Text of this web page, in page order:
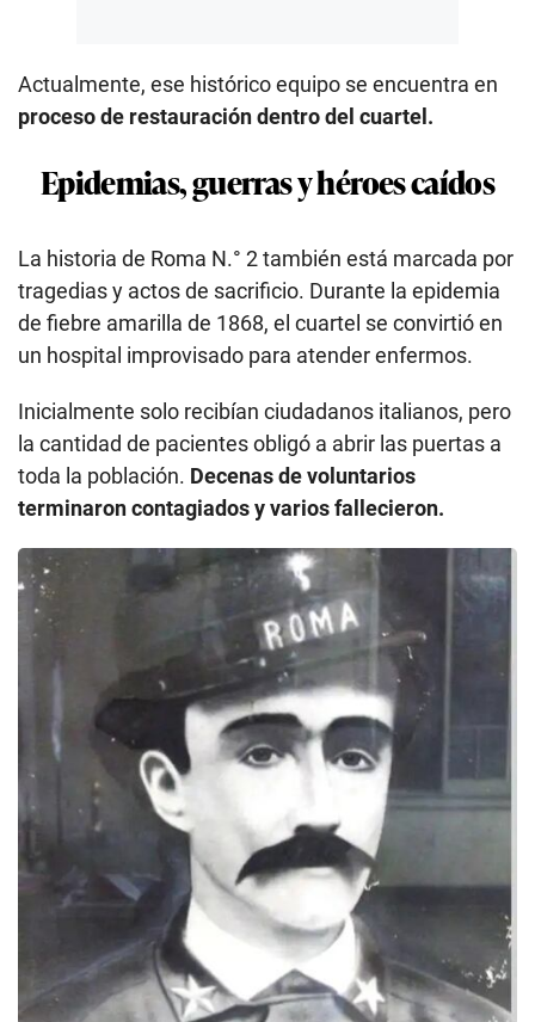
Actualmente, ese histórico equipo se encuentra en
proceso de restauración dentro del cuartel.
Epidemias, guerras y héroes caídos
La historia de Roma N.° 2 también está marcada por
tragedias y actos de sacrificio. Durante la epidemia
de fiebre amarilla de 1868, el cuartel se convirtió en
un hospital improvisado para atender enfermos.
Inicialmente solo recibían ciudadanos italianos, pero
la cantidad de pacientes obligó a abrir las puertas a
toda la población. Decenas de voluntarios
terminaron contagiados y varios fallecieron.